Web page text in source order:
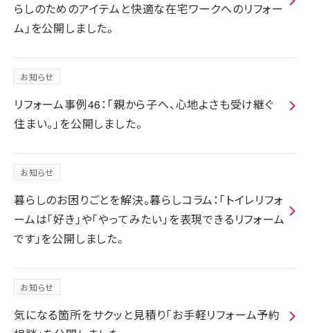
らしのためのアイテムと快適な在宅ワークへのリフォー
ム」を公開しました。
お知らせ
リフォーム事例46：「親から子へ、心地よさも受け継ぐ
住まい。」を公開しました。
お知らせ
暮らしのお困りごとを解決。暮らしコラム：「トイレリフォ
ームは「好き」や「やってみたい」を表現できるリフォーム
です」を公開しました。
お知らせ
気になる箇所をサクッと見積り「お手軽リフォーム予約